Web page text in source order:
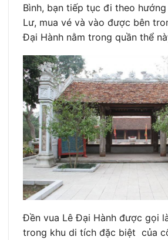
Bình, bạn tiếp tục đi theo
Lư, mua vé và vào được bên
Đại Hành nằm trong quần thể
Đền vua Lê Đại Hành được gọi
trong khu di tích đặc biệt của